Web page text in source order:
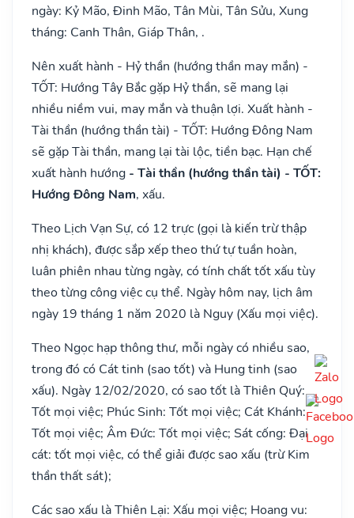
ngày: Kỷ Mão, Đinh Mão, Tân Mùi, Tân Sửu, Xung
tháng: Canh Thân, Giáp Thân, .
Nên xuất hành - Hỷ thần (hướng thần may mắn) -
TỐT: Hướng Tây Bắc gặp Hỷ thần, sẽ mang lại
nhiều niềm vui, may mắn và thuận lợi. Xuất hành -
Tài thần (hướng thần tài) - TỐT: Hướng Đông Nam
sẽ gặp Tài thần, mang lại tài lộc, tiền bạc. Hạn chế
xuất hành hướng - Tài thần (hướng thần tài) - TỐT:
Hướng Đông Nam, xấu.
Theo Lịch Vạn Sự, có 12 trực (gọi là kiến trừ thập
nhị khách), được sắp xếp theo thứ tự tuần hoàn,
luân phiên nhau từng ngày, có tính chất tốt xấu tùy
theo từng công việc cụ thể. Ngày hôm nay, lịch âm
ngày 19 tháng 1 năm 2020 là Nguy (Xấu mọi việc).
Theo Ngọc hạp thông thư, mỗi ngày có nhiều sao,
trong đó có Cát tinh (sao tốt) và Hung tinh (sao
xấu). Ngày 12/02/2020, có sao tốt là Thiên Quý:
Tốt mọi việc; Phúc Sinh: Tốt mọi việc; Cát Khánh:
Tốt mọi việc; Âm Đức: Tốt mọi việc; Sát cống: Đại
cát: tốt mọi việc, có thể giải được sao xấu (trừ Kim
thần thất sát);
Các sao xấu là Thiên Lại: Xấu mọi việc; Hoang vu: